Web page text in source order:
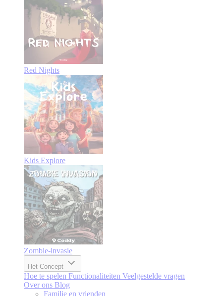
Red Nights
Kids Explore
Zombie-invasie
Het Concept
Hoe te spelen Functionaliteiten Veelgestelde vragen
Over ons Blog
Familie en vrienden